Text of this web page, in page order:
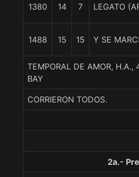
1380 14 7 LEGATO
1488 15 15 Y SE
TEMPORAL DE AMOR, H.A.,
BAY
CORRIERON TODOS.
2a.-